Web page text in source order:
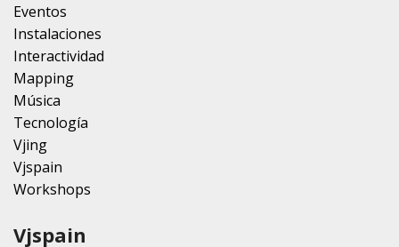
Eventos
Instalaciones
Interactividad
Mapping
Música
Tecnología
Vjing
Vjspain
Workshops
Vjspain